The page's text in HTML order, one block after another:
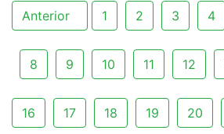
Anterior 1 2 3 4
8 9 10 11 12
16 17 18 19 20